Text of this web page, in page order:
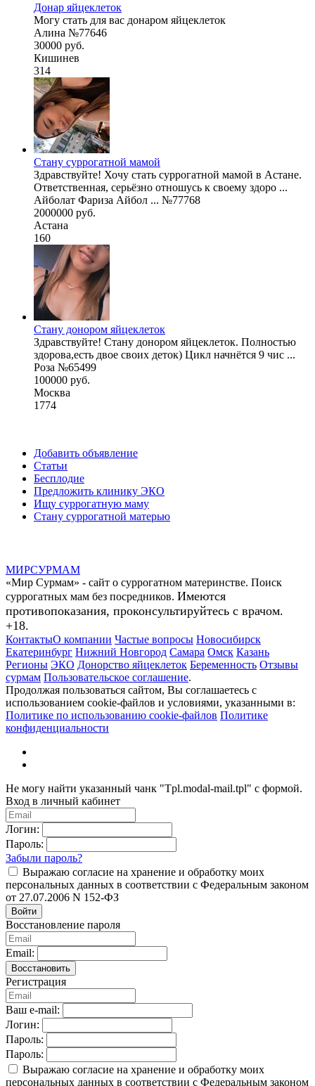
Донар яйцеклеток
Могу стать для вас донаром яйцеклеток
Алина №77646
30000 руб.
Кишинев
314
Стану суррогатной мамой
Здравствуйте! Хочу стать суррогатной мамой в Астане.
Ответственная, серьёзно отношусь к своему здоро ...
Айболат Фариза Айбол ... №77768
2000000 руб.
Астана
160
Стану донором яйцеклеток
Здравствуйте! Стану донором яйцеклеток. Полностью
здорова,есть двое своих деток) Цикл начнётся 9 чис ...
Роза №65499
100000 руб.
Москва
1774
Добавить объявление
Статьи
Бесплодие
Предложить клинику ЭКО
Ищу суррогатную маму
Стану суррогатной матерью
МИРСУРМАМ
«Мир Сурмам» - сайт о суррогатном материнстве. Поиск
суррогатных мам без посредников. Имеются
противопоказания, проконсультируйтесь с врачом.
+18.
КонтактыО компании Частые вопросы Новосибирск
Екатеринбург Нижний Новгород Самара Омск Казань
Регионы ЭКО Донорство яйцеклеток Беременность Отзывы
сурмам Пользовательское соглашение.
Продолжая пользоваться сайтом, Вы соглашаетесь с
использованием cookie-файлов и условиями, указанными в:
Политике по использованию cookie-файлов Политике
конфиденциальности
Не могу найти указанный чанк "Tpl.modal-mail.tpl" с формой.
Вход в личный кабинет
Логин:
Пароль:
Забыли пароль?
Выражаю согласие на хранение и обработку моих
персональных данных в соответствии с Федеральным законом
от 27.07.2006 N 152-ФЗ
Войти
Восстановление пароля
Email:
Восстановить
Регистрация
Ваш e-mail:
Логин:
Пароль:
Пароль:
Выражаю согласие на хранение и обработку моих
персональных данных в соответствии с Федеральным законом